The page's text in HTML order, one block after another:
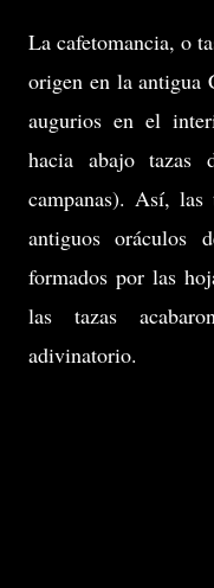
La cafetomancia, o
origen en la antigua
augurios en el
hacia abajo tazas
campanas). Así,
antiguos oráculos
formados por las
las tazas
adivinatorio.